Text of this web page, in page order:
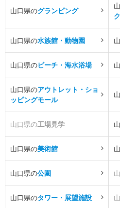
山口県のグランピング
ク
山口県の水族館・動物園
山口県のビーチ・海水浴場
山口県のアウトレット・ショ
ッピングモール
山口県の工場見学
山口県の美術館
山口県の公園
山口県のタワー・展望施設